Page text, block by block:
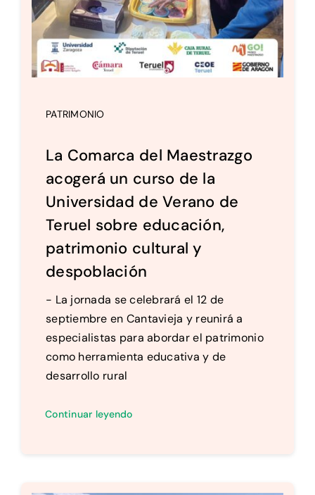
PATRIMONIO
La Comarca del Maestrazgo
acogerá un curso de la
Universidad de Verano de
Teruel sobre educación,
patrimonio cultural y
despoblación
- La jornada se celebrará el 12 de
septiembre en Cantavieja y reunirá a
especialistas para abordar el patrimonio
como herramienta educativa y de
desarrollo rural
Continuar leyendo